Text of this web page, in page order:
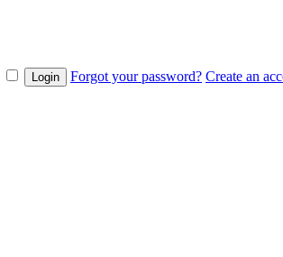
Forgot your password? Create an